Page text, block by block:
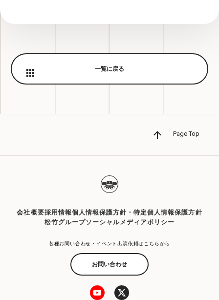
代走みつくにがひたすらギャグを披露する生配
信「代走みつくに総選挙」の配信が決定！
一覧に戻る
Page Top
会社概要採用情報個人情報保護方針・特定個人情報保護方針
松竹グループソーシャルメディアポリシー
各種お問い合わせ・イベント出演依頼はこちらから
お問い合わせ